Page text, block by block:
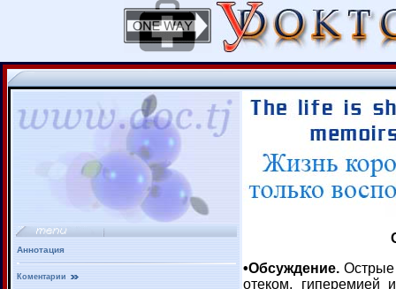
Аннотация
Коментарии
•Обсуждение. Острые
отеком, гиперемией